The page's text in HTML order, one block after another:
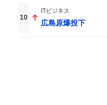
13号
10
ITビジネス
広島原爆投下